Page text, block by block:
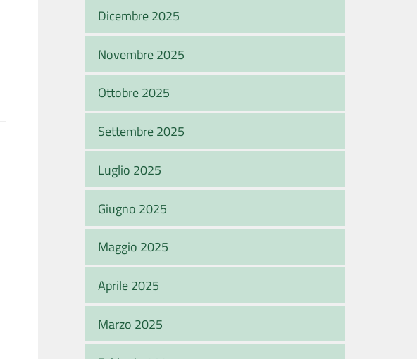
Dicembre 2025
Novembre 2025
Ottobre 2025
Settembre 2025
Luglio 2025
Giugno 2025
Maggio 2025
Aprile 2025
Marzo 2025